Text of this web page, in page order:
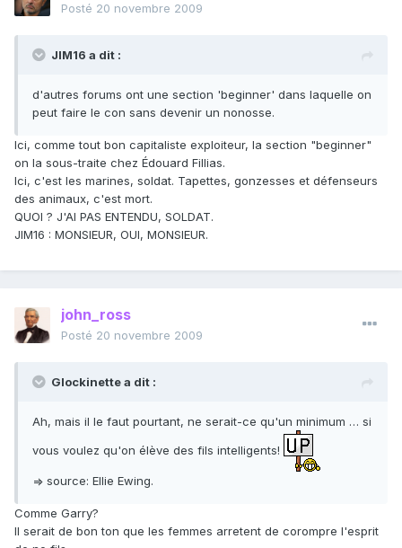
Posté 20 novembre 2009
JIM16 a dit :
d'autres forums ont une section 'beginner' dans laquelle on
peut faire le con sans devenir un nonosse.
Ici, comme tout bon capitaliste exploiteur, la section "beginner"
on la sous-traite chez Édouard Fillias.
Ici, c'est les marines, soldat. Tapettes, gonzesses et défenseurs
des animaux, c'est mort.
QUOI ? J'AI PAS ENTENDU, SOLDAT.
JIM16 : MONSIEUR, OUI, MONSIEUR.
john_ross
Posté 20 novembre 2009
Glockinette a dit :
Ah, mais il le faut pourtant, ne serait-ce qu'un minimum … si
vous voulez qu'on élève des fils intelligents!
=> source: Ellie Ewing.
Comme Garry?
Il serait de bon ton que les femmes arretent de corompre l'esprit